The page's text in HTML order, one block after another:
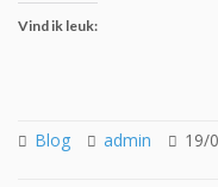
Vind ik leuk:
Blog admin 19/